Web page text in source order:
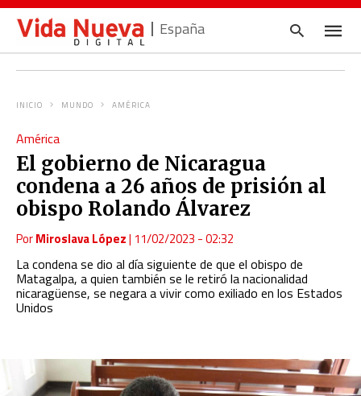
España
pulsa
en
INICIO MUNDO AMÉRICA
América
El gobierno de Nicaragua
condena a 26 años de prisión al
obispo Rolando Álvarez
PorMiroslava López| 11/02/2023 - 02:32
La condena se dio al día siguiente de que el obispo de
Matagalpa, a quien también se le retiró la nacionalidad
nicaragüense, se negara a vivir como exiliado en los Estados
Unidos